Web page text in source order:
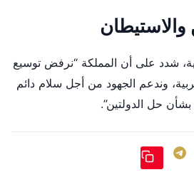
شدد على أن المملكة “نرفض توسيع
وندعم الجهود من أجل سلام دائم
بشأن حل الدولتين”.